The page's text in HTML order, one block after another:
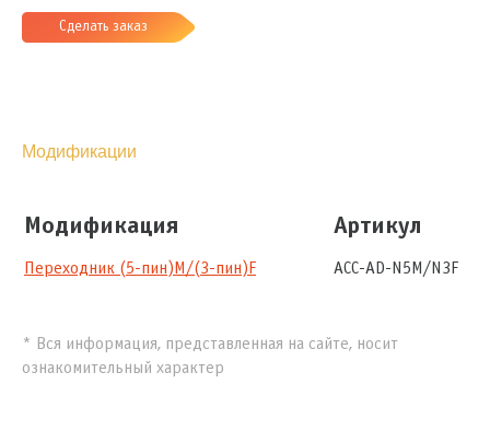
Сделать заказ
Модификации
Модификация Артикул
Переходник (5-пин)M/(3-пин)F ACC-AD-N5M/N3F
* Вся информация, представленная на сайте, носит
ознакомительный характер